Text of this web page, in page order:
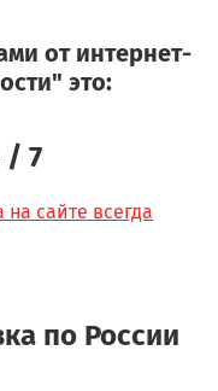
от интернет-
это:
/ 7
сайте всегда
по России